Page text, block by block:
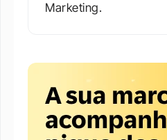
Marketing.